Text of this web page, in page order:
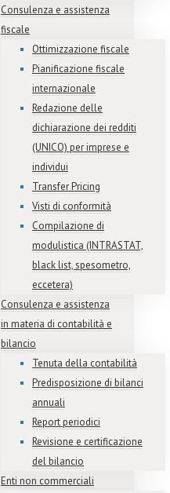
Consulenza e assistenza
fiscale
Ottimizzazione fiscale
Pianificazione fiscale
internazionale
Redazione delle
dichiarazione dei redditi
(UNICO) per imprese e
individui
Transfer Pricing
Visti di conformità
Compilazione di
modulistica (INTRASTAT,
black list, spesometro,
eccetera)
Consulenza e assistenza
in materia di contabilità e
bilancio
Tenuta della contabilità
Predisposizione di bilanci
annuali
Report periodici
Revisione e certificazione
del bilancio
Enti non commerciali